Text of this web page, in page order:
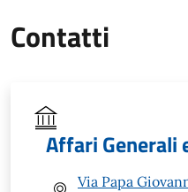
Contatti
Affari Generali
Via Papa